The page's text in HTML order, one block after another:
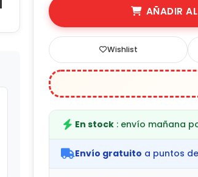
AÑADIR
Wishlist
En stock : envío mañana
Envío gratuito a puntos